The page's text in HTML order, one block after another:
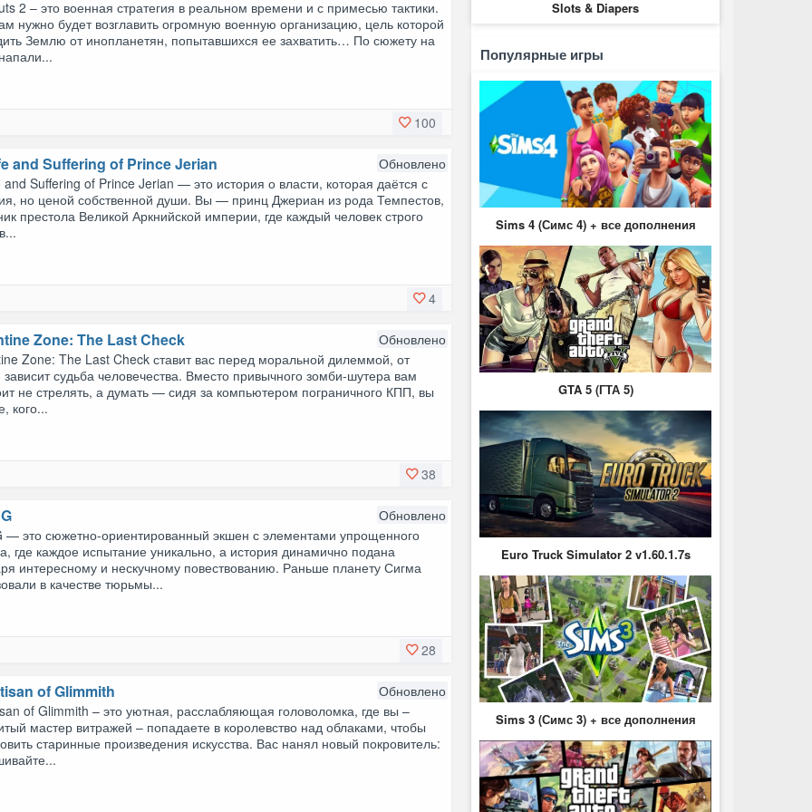
2 – это военная стратегия в реальном времени и с примесью тактики.
нужно будет возглавить огромную военную организацию, цель которой
Землю от инопланетян, попытавшихся ее захватить… По сюжету на
100
and Suffering of Prince Jerian
Обновлено
Suffering of Prince Jerian — это история о власти, которая даётся с
но ценой собственной души. Вы — принц Джериан из рода Темпестов,
престола Великой Аркнийской империи, где каждый человек строго
4
Zone: The Last Check
Обновлено
Zone: The Last Check ставит вас перед моральной дилеммой, от
зависит судьба человечества. Вместо привычного зомби-шутера вам
не стрелять, а думать — сидя за компьютером пограничного КПП, вы
кого...
38
Обновлено
— это сюжетно-ориентированный экшен с элементами упрощенного
где каждое испытание уникально, а история динамично подана
интересному и нескучному повествованию. Раньше планету Сигма
в качестве тюрьмы...
28
of Glimmith
Обновлено
of Glimmith – это уютная, расслабляющая головоломка, где вы –
мастер витражей – попадаете в королевство над облаками, чтобы
старинные произведения искусства. Вас нанял новый покровитель:
Slots & Diapers
Популярные игры
Sims 4 (Симс 4) + все дополнения
GTA 5 (ГТА 5)
Euro Truck Simulator 2 v1.60.1.7s
Sims 3 (Симс 3) + все дополнения